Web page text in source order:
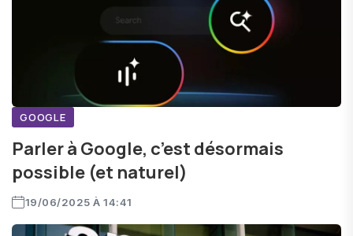
GOOGLE
Parler à Google, c’est désormais
possible (et naturel)
19/06/2025 À 14:41